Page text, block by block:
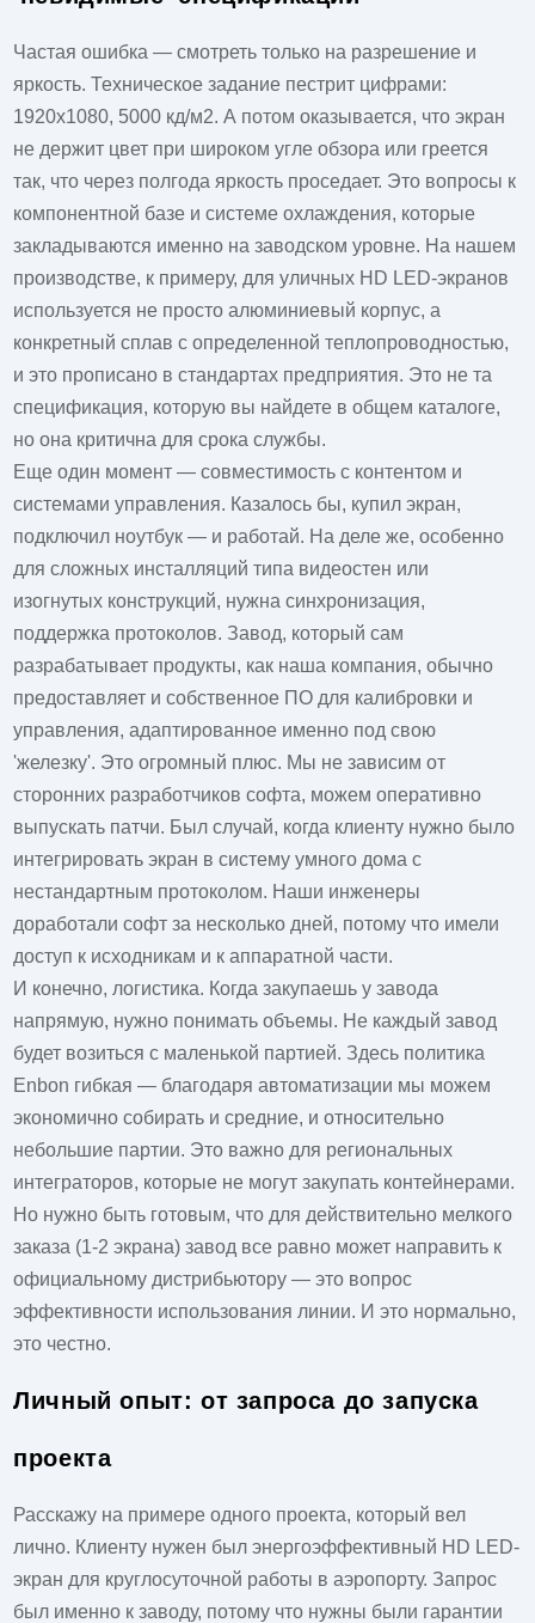
Частая ошибка — смотреть только на разрешение и
яркость. Техническое задание пестрит цифрами:
1920x1080, 5000 кд/м2. А потом оказывается, что экран
не держит цвет при широком угле обзора или греется
так, что через полгода яркость проседает. Это вопросы к
компонентной базе и системе охлаждения, которые
закладываются именно на заводском уровне. На нашем
производстве, к примеру, для уличных HD LED-экранов
используется не просто алюминиевый корпус, а
конкретный сплав с определенной теплопроводностью,
и это прописано в стандартах предприятия. Это не та
спецификация, которую вы найдете в общем каталоге,
но она критична для срока службы.
Еще один момент — совместимость с контентом и
системами управления. Казалось бы, купил экран,
подключил ноутбук — и работай. На деле же, особенно
для сложных инсталляций типа видеостен или
изогнутых конструкций, нужна синхронизация,
поддержка протоколов. Завод, который сам
разрабатывает продукты, как наша компания, обычно
предоставляет и собственное ПО для калибровки и
управления, адаптированное именно под свою
'железку'. Это огромный плюс. Мы не зависим от
сторонних разработчиков софта, можем оперативно
выпускать патчи. Был случай, когда клиенту нужно было
интегрировать экран в систему умного дома с
нестандартным протоколом. Наши инженеры
доработали софт за несколько дней, потому что имели
доступ к исходникам и к аппаратной части.
И конечно, логистика. Когда закупаешь у завода
напрямую, нужно понимать объемы. Не каждый завод
будет возиться с маленькой партией. Здесь политика
Enbon гибкая — благодаря автоматизации мы можем
экономично собирать и средние, и относительно
небольшие партии. Это важно для региональных
интеграторов, которые не могут закупать контейнерами.
Но нужно быть готовым, что для действительно мелкого
заказа (1-2 экрана) завод все равно может направить к
официальному дистрибьютору — это вопрос
эффективности использования линии. И это нормально,
это честно.
Личный опыт: от запроса до запуска
проекта
Расскажу на примере одного проекта, который вел
лично. Клиенту нужен был энергоэффективный HD LED-
экран для круглосуточной работы в аэропорту. Запрос
был именно к заводу, потому что нужны были гарантии